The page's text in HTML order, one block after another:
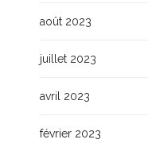
août 2023
juillet 2023
avril 2023
février 2023